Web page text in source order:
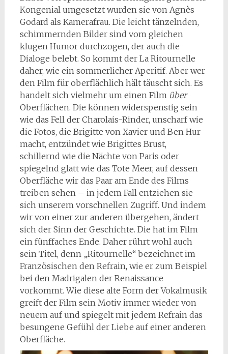
Kongenial umgesetzt wurden sie von Agnès
Godard als Kamerafrau. Die leicht tänzelnden,
schimmernden Bilder sind vom gleichen
klugen Humor durchzogen, der auch die
Dialoge belebt. So kommt der La Ritournelle
daher, wie ein sommerlicher Aperitif. Aber wer
den Film für oberflächlich hält täuscht sich. Es
handelt sich vielmehr um einen Film über
Oberflächen. Die können widerspenstig sein
wie das Fell der Charolais-Rinder, unscharf wie
die Fotos, die Brigitte von Xavier und Ben Hur
macht, entzündet wie Brigittes Brust,
schillernd wie die Nächte von Paris oder
spiegelnd glatt wie das Tote Meer, auf dessen
Oberfläche wir das Paar am Ende des Films
treiben sehen – in jedem Fall entziehen sie
sich unserem vorschnellen Zugriff. Und indem
wir von einer zur anderen übergehen, ändert
sich der Sinn der Geschichte. Die hat im Film
ein fünffaches Ende. Daher rührt wohl auch
sein Titel, denn „Ritournelle“ bezeichnet im
Französischen den Refrain, wie er zum Beispiel
bei den Madrigalen der Renaissance
vorkommt. Wie diese alte Form der Vokalmusik
greift der Film sein Motiv immer wieder von
neuem auf und spiegelt mit jedem Refrain das
besungene Gefühl der Liebe auf einer anderen
Oberfläche.